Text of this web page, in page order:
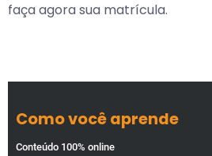
faça agora sua matrícula.
Como você aprende
Conteúdo 100% online